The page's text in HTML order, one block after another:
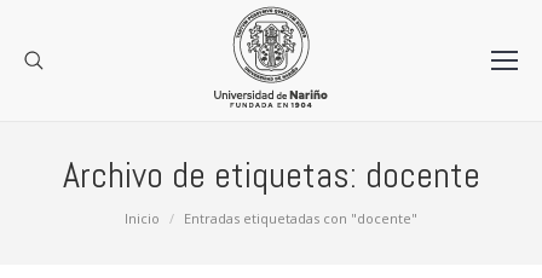
Archivo de etiquetas: docente
Inicio Entradas etiquetadas con "docente"